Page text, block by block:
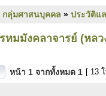
กลุ่มศาสนบุคคล » ประวัติแ
รหมมังคลาจารย์ (ห
หน้า 1 จากทั้งหมด 1 [ 13